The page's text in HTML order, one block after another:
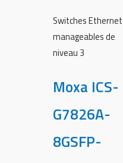
Switches Ethernet
manageables de
niveau 3
Moxa ICS-
G7826A-
8GSFP-